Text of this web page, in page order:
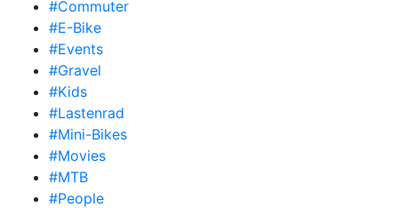
#Commuter
#E-Bike
#Events
#Gravel
#Kids
#Lastenrad
#Mini-Bikes
#Movies
#MTB
#People